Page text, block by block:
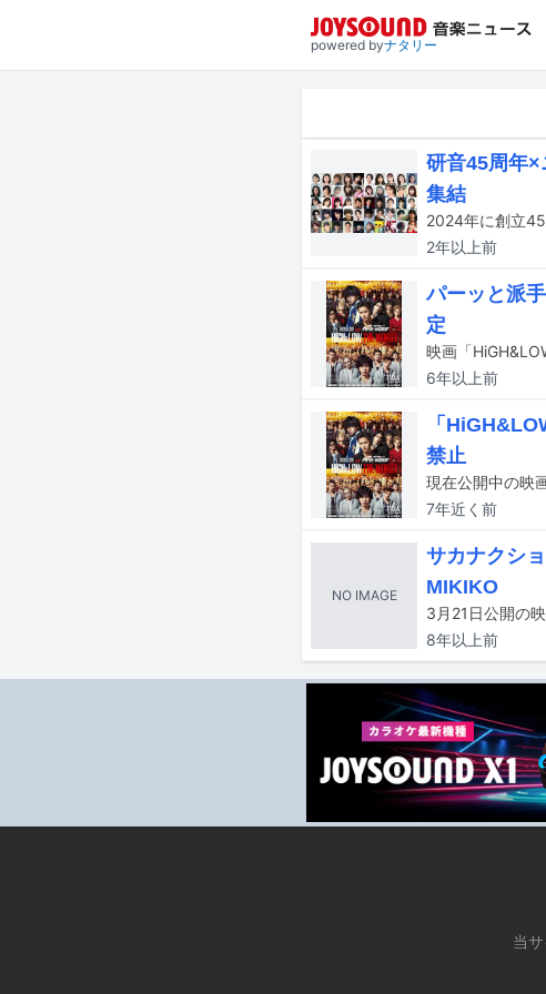
powered byナタリー
研音45周年
集結
2年以上前
パーッと派
定
6年以上前
「
禁止
現在公開中の映
7年近く 前
NO IMAGE
サカナクシ
MIKIKO
8年以上前
当